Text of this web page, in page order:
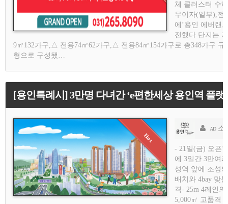
체 클러스터 수
무이자(일부),전
에‘용인 에버랜
전했다.단지는
9㎡132가구,△ 전용74㎡62가구,△ 전용84㎡154가구로 총348가구
형으로 구성됐…
[용인특례시] 3만명 다녀간 ‘e편한세상 용인역 플
AD 소
- 21일(금) 오픈
에 3일간 3만여
성역 앞에 조성
배치와 4bay 맞
격- 25m 4레인
5,000㎡ 고품격